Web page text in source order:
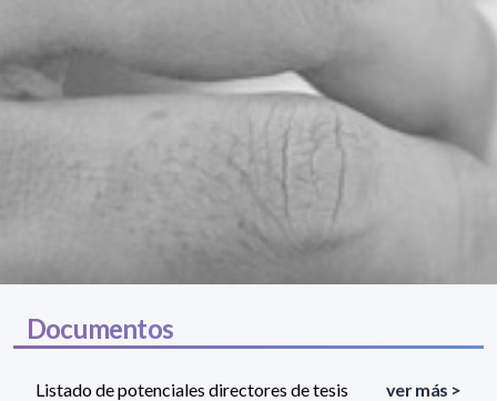
Documentos
Listado de potenciales directores de tesis
ver más >